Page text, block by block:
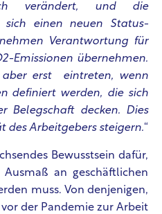
verändert, und die
sich einen neuen Status-
Verantwortung für
Emissionen übernehmen.
erst eintreten, wenn
definiert werden, die sich
Belegschaft decken. Dies
des Arbeitgebers steigern.“
Bewusstsein dafür,
an geschäftlichen
muss. Von denjenigen,
der Pandemie zur Arbeit